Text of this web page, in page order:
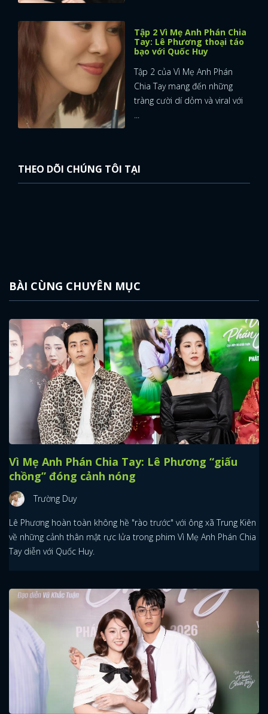
Tập 2 Vì Mẹ Anh Phán Chia
Tay: Lê Phương thoại táo
bạo với Quốc Huy
Tập 2 của Vì Mẹ Anh Phán
Chia Tay mang đến những
tràng cười dí dỏm và viral với
...
THEO DÕI CHÚNG TÔI TẠI
BÀI CÙNG CHUYÊN MỤC
Vì Mẹ Anh Phán Chia Tay: Lê Phương “giấu
chồng” đóng cảnh nóng
Trường Duy
Lê Phương hoàn toàn không hề "rào trước" với ông xã Trung Kiên
về những cảnh thân mật rực lửa trong phim Vì Mẹ Anh Phán Chia
Tay diễn với Quốc Huy.